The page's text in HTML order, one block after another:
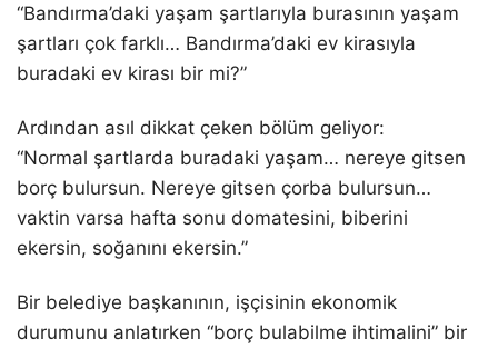
“Bandırma’daki yaşam şartlarıyla burasının yaşam
şartları çok farklı… Bandırma’daki ev kirasıyla
buradaki ev kirası bir mi?”
Ardından asıl dikkat çeken bölüm geliyor:
“Normal şartlarda buradaki yaşam… nereye gitsen
borç bulursun. Nereye gitsen çorba bulursun…
vaktin varsa hafta sonu domatesini, biberini
ekersin, soğanını ekersin.”
Bir belediye başkanının, işçisinin ekonomik
durumunu anlatırken “borç bulabilme ihtimalini” bir